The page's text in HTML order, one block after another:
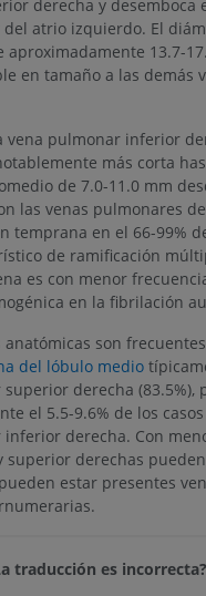
derecha y desemboca
atrio izquierdo. El
aproximadamente 13.7-
en tamaño a las demás
vena pulmonar inferior
más corta
de 7.0-11.0 mm
las venas pulmonares
temprana en el 66-99%
de ramificación
es con menor
en la fibrilación
anatómicas son
del lóbulo medio
derecha (83.5%),
el 5.5-9.6% de los
derecha. Con
superior derechas
estar presentes
traducción es incorrecta?